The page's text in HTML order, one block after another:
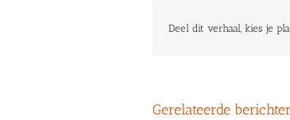
Deel dit verhaal, kies je
Gerelateerde